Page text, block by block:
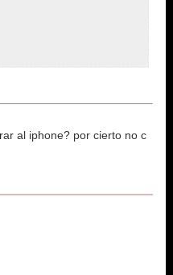
al iphone? por cierto no c